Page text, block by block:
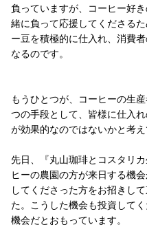
負っていますが、コーヒー好
緒に負って応援してくださる
ー豆を積極的に仕入れ、消費
なるのです。
もうひとつが、コーヒーの生
つの手段として、皆様に仕入
が効果的なのではないかと考え
先日、『丸山珈琲とコスタリ
ヒーの農園の方が来日する機
してくださった方をお招きし
た。こうした機会も投資して
機会だとおもっています。